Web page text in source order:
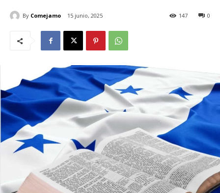
By Comejamo 15 junio, 2025 0
147